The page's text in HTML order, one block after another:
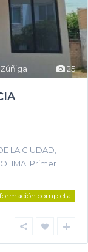
25
LA CIUDAD,
Primer
completa